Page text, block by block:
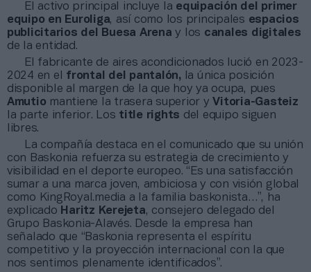
El activo principal incluye la equipación del primer
equipo en Euroliga, así como los principales espacios
publicitarios del Buesa Arena y los canales digitales
de la entidad.
El fabricante de aires acondicionados lució en 2023-
2024 en el frontal del pantalón,
la única posición
disponible al margen de la que hoy ya ocupa, pues
Amutio mantiene la trasera superior y Vitoria-Gasteiz
la parte inferior. Los title rights del equipo siguen
libres.
La compañía destaca en el comunicado que su unión
con Baskonia refuerza su estrategia de crecimiento y
visibilidad en el deporte europeo. “Es una satisfacción
sumar a una marca joven, ambiciosa y con visión global
como KingRoyal.media a la familia baskonista…”, ha
explicado Haritz Kerejeta, consejero delegado del
Grupo Baskonia-Alavés. Desde la empresa han
señalado que “Baskonia representa el espíritu
competitivo y la proyección internacional con la que
nos sentimos plenamente identificados”.